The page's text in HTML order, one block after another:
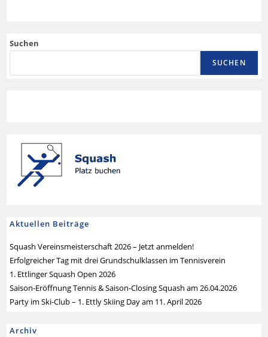
Suchen
SUCHEN
Aktuellen Beiträge
Squash Vereinsmeisterschaft 2026 – Jetzt anmelden!
Erfolgreicher Tag mit drei Grundschulklassen im Tennisverein
1. Ettlinger Squash Open 2026
Saison-Eröffnung Tennis & Saison-Closing Squash am 26.04.2026
Party im Ski-Club – 1. Ettly Skiing Day am 11. April 2026
Archiv